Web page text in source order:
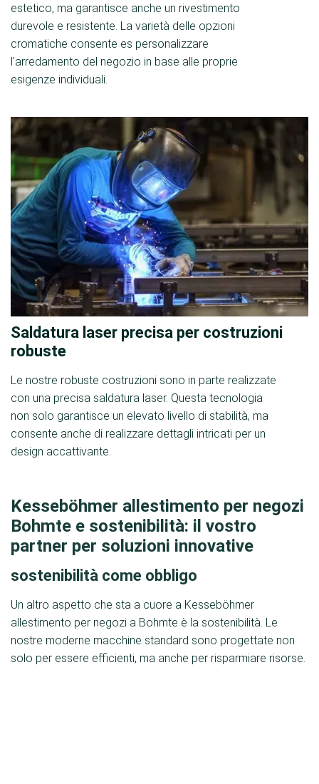
estetico, ma garantisce anche un rivestimento
durevole e resistente. La varietà delle opzioni
cromatiche consente es personalizzare
l'arredamento del negozio in base alle proprie
esigenze individuali.
Saldatura laser precisa per costruzioni
robuste
Le nostre robuste costruzioni sono in parte realizzate
con una precisa saldatura laser. Questa tecnologia
non solo garantisce un elevato livello di stabilità, ma
consente anche di realizzare dettagli intricati per un
design accattivante.
Kesseböhmer allestimento per negozi
Bohmte e sostenibilità: il vostro
partner per soluzioni innovative
sostenibilità come obbligo
Un altro aspetto che sta a cuore a Kesseböhmer
allestimento per negozi a Bohmte è la sostenibilità. Le
nostre moderne macchine standard sono progettate non
solo per essere efficienti, ma anche per risparmiare risorse.